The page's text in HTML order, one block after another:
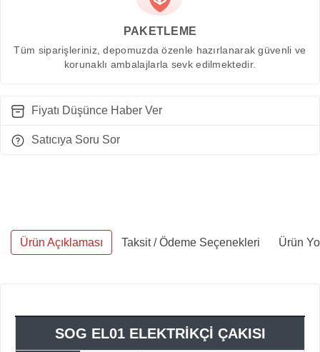
PAKETLEME
Tüm siparişleriniz, depomuzda özenle hazırlanarak güvenli ve
korunaklı ambalajlarla sevk edilmektedir.
Fiyatı Düşünce Haber Ver
Satıcıya Soru Sor
Ürün Açıklaması Taksit / Ödeme Seçenekleri Ürün
SOG EL01 ELEKTRİKÇİ ÇAKISI